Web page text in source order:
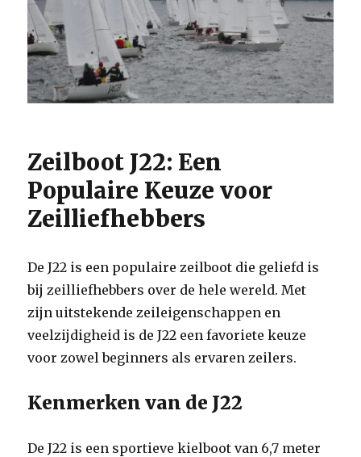
Zeilboot J22: Een
Populaire Keuze voor
Zeilliefhebbers
De J22 is een populaire zeilboot die geliefd is
bij zeilliefhebbers over de hele wereld. Met
zijn uitstekende zeileigenschappen en
veelzijdigheid is de J22 een favoriete keuze
voor zowel beginners als ervaren zeilers.
Kenmerken van de J22
De J22 is een sportieve kielboot van 6,7 meter